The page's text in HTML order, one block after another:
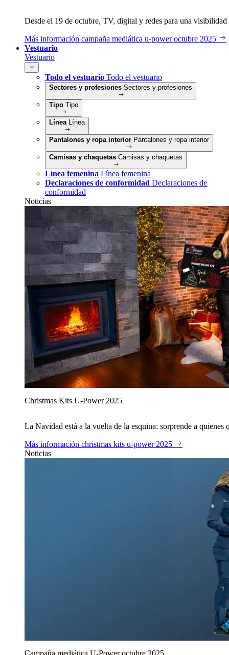
Desde el 19 de octubre, TV, digital y redes para una
Más información campaña mediática u‑power octubre 2025
Vestuario
Vestuario
Todo el vestuario Todo el vestuario
Sectores y profesiones Sectores y profesiones
Tipo Tipo
Línea Línea
Pantalones y ropa interior Pantalones y ropa interior
Camisas y chaquetas Camisas y chaquetas
Línea femenina Línea femenina
Declaraciones de conformidad Declaraciones de
conformidad
Noticias
Christmas Kits U‑Power 2025
La Navidad está a la vuelta de la esquina: sorprende a
Más información christmas kits u‑power 2025
Noticias
Campaña mediática U‑Power octubre 2025